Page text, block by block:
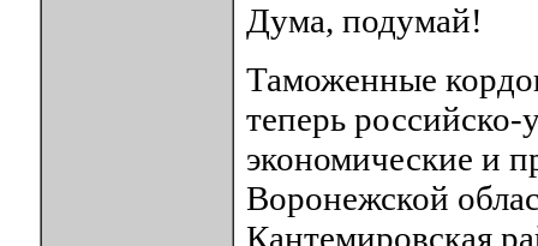
Дума, подумай!
Таможенные
теперь
экономические и
Воронежской
Кантемировская